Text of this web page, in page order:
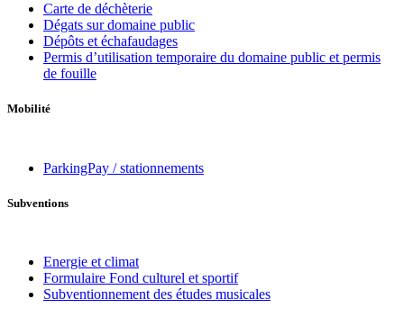
Carte de déchèterie
Dégats sur domaine public
Dépôts et échafaudages
Permis d’utilisation temporaire du domaine public et permis
de fouille
Mobilité
ParkingPay / stationnements
Subventions
Energie et climat
Formulaire Fond culturel et sportif
Subventionnement des études musicales